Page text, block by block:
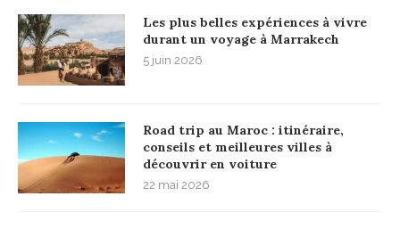
Les plus belles expériences à vivre
durant un voyage à Marrakech
5 juin 2026
Road trip au Maroc : itinéraire,
conseils et meilleures villes à
découvrir en voiture
22 mai 2026